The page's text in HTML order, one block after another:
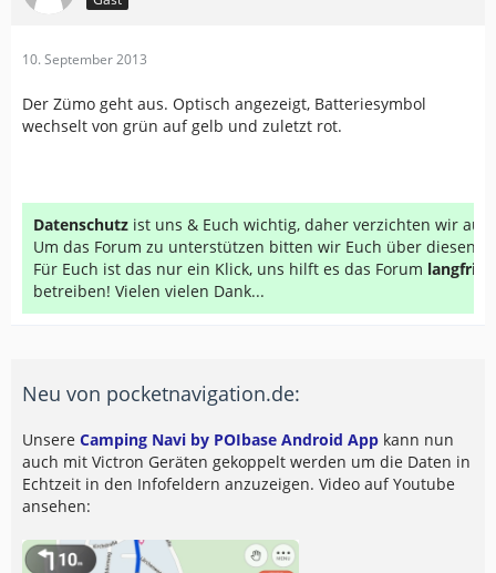
10. September 2013
Der Zümo geht aus. Optisch angezeigt, Batteriesymbol
wechselt von grün auf gelb und zuletzt rot.
Datenschutz ist uns & Euch wichtig, daher verzichten wir auf
Um das Forum zu unterstützen bitten wir Euch über diesen
Für Euch ist das nur ein Klick, uns hilft es das Forum
betreiben! Vielen vielen Dank...
Neu von pocketnavigation.de:
Unsere Camping Navi by POIbase Android App kann nun
auch mit Victron Geräten gekoppelt werden um die Daten in
Echtzeit in den Infofeldern anzuzeigen. Video auf Youtube
ansehen: